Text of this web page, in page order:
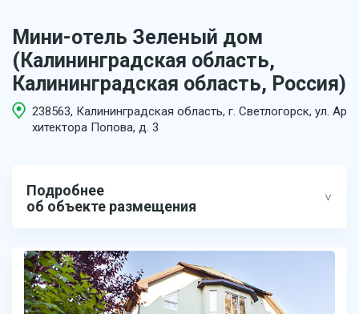
Мини-отель Зеленый дом
(Калининградская область,
Калининградская область, Россия)
238563, Калининградская область, г. Светлогорск, ул. Ар
хитектора Попова, д. 3
Подробнее
об объекте размещения